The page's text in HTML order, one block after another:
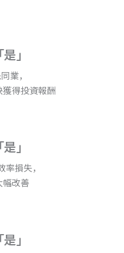
」
業，
獲得投資報酬
」
損失，
幅改善
」